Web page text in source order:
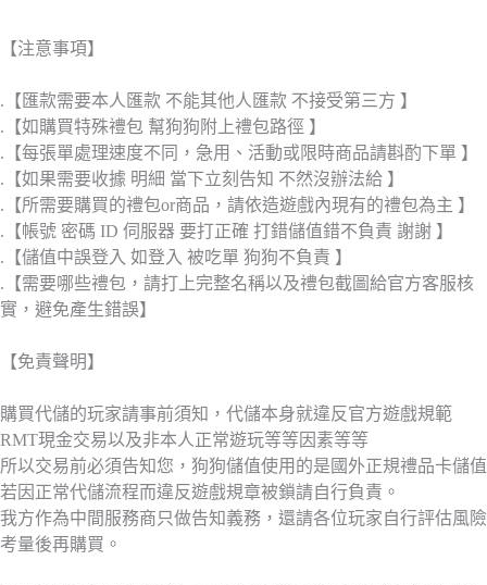
【注意事項】
.【匯款需要本人匯款 不能其他人匯款 不接受第三方 】
.【如購買特殊禮包 幫狗狗附上禮包路徑 】
.【每張單處理速度不同，急用、活動或限時商品請斟酌下單 】
.【如果需要收據 明細 當下立刻告知 不然沒辦法給 】
.【所需要購買的禮包or商品，請依造遊戲內現有的禮包為主 】
.【帳號 密碼 ID 伺服器 要打正確 打錯儲值錯不負責 謝謝 】
.【儲值中誤登入 如登入 被吃單 狗狗不負責 】
.【需要哪些禮包，請打上完整名稱以及禮包截圖給官方客服核
實，避免產生錯誤】
【免責聲明】
購買代儲的玩家請事前須知，代儲本身就違反官方遊戲規範
RMT現金交易以及非本人正常遊玩等等因素等等
所以交易前必須告知您，狗狗儲值使用的是國外正規禮品卡儲值
若因正常代儲流程而違反遊戲規章被鎖請自行負責。
我方作為中間服務商只做告知義務，還請各位玩家自行評估風險
考量後再購買。